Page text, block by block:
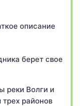
описание
берет свое
реки Волги и
районов